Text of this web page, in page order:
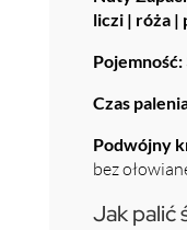
liczi | róża |
Pojemność:
Czas
Podwójny
bez
Jak palić